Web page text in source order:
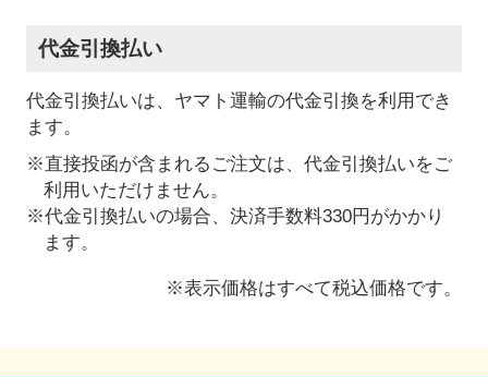
代金引換払い
代金引換払いは、ヤマト運輸の代金引換を利用でき
ます。
※直接投函が含まれるご注文は、代金引換払いをご
利用いただけません。
※代金引換払いの場合、決済手数料330円がかかり
ます。
※表示価格はすべて税込価格です。